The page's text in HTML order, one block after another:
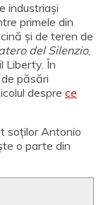
industriași
primele din
și de teren de
del Silenzio,
Liberty. În
păsări
despre ce
soților Antonio
o parte din